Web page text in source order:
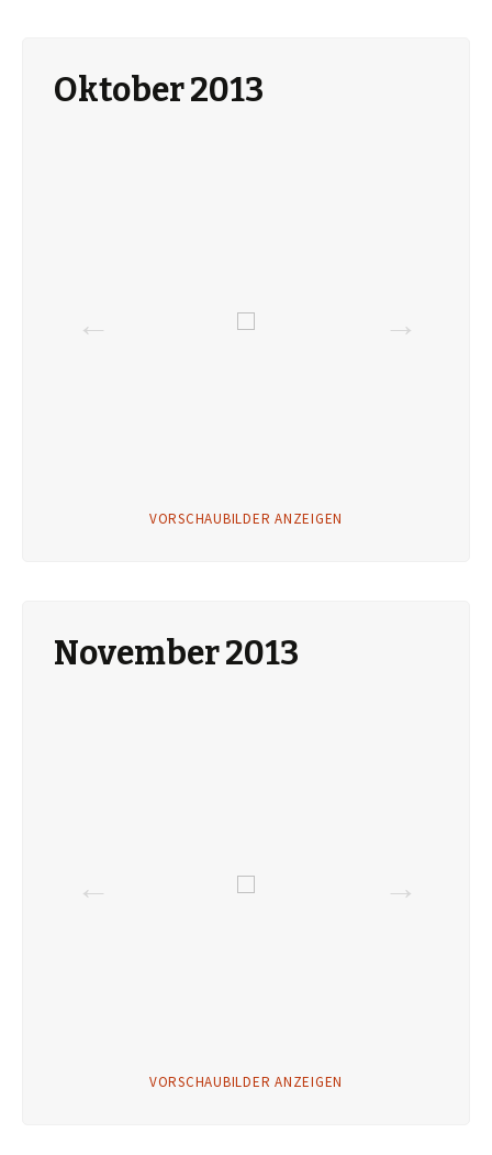
Oktober 2013
VORSCHAUBILDER ANZEIGEN
November 2013
VORSCHAUBILDER ANZEIGEN